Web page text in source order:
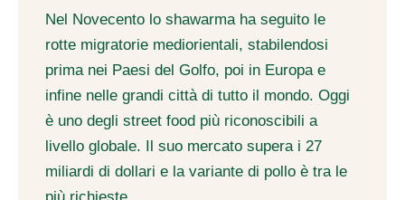
Nel Novecento lo shawarma ha seguito le
rotte migratorie mediorientali, stabilendosi
prima nei Paesi del Golfo, poi in Europa e
infine nelle grandi città di tutto il mondo. Oggi
è uno degli street food più riconoscibili a
livello globale. Il suo mercato supera i 27
miliardi di dollari e la variante di pollo è tra le